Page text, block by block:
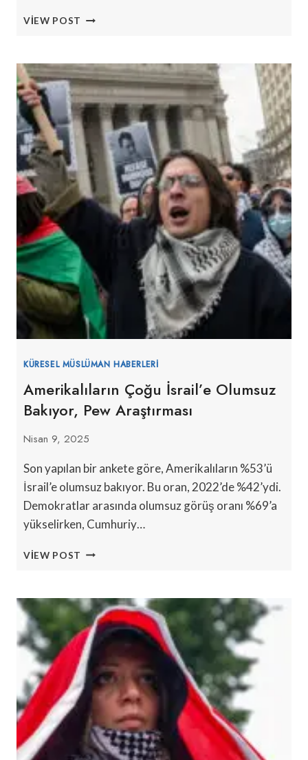
VIEW POST ARAP
GENEL
MERKEZINDEN
TAŞINDI
KÜRESEL MÜSLÜMAN HABERLERI
Amerikalıların Çoğu İsrail’e Olumsuz
Bakıyor, Pew Araştırması
Nisan 9, 2025
Son yapılan bir ankete göre, Amerikalıların %53’ü
İsrail’e olumsuz bakıyor. Bu oran, 2022’de %42’ydi.
Demokratlar arasında olumsuz görüş oranı %69’a
yükselirken, Cumhuriy…
VIEW POST AMERIKALILARIN
BAKIYOR,
PEW
ARAŞTIRMASI